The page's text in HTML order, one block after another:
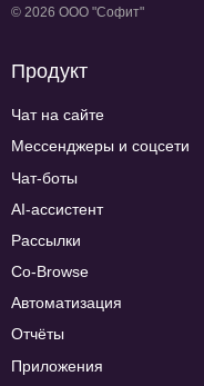
© 2026 ООО "Софит"
Продукт
Чат на сайте
Мессенджеры и соцсети
Чат-боты
AI-ассистент
Рассылки
Co-Browse
Автоматизация
Отчёты
Приложения